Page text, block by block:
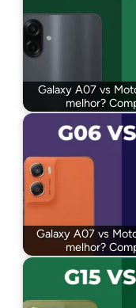
Galaxy A07 vs
melhor?
Galaxy A07 vs
melhor?